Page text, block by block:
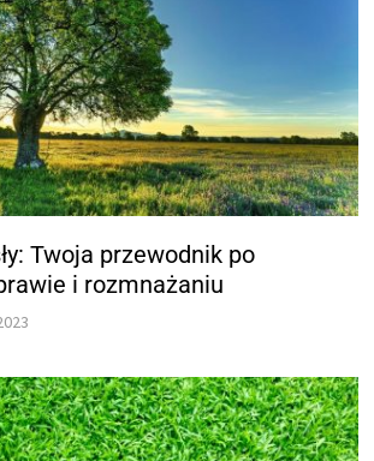
Twoja przewodnik po
i rozmnażaniu